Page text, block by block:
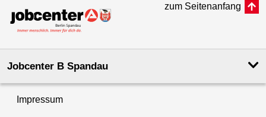
zum Seitenanfang
Jobcenter B Spandau
Impressum